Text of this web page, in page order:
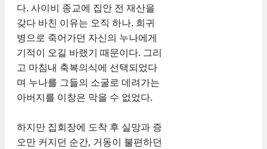
다. 사이비 종교에 집안 전 재산을
갖다 바친 이유는 오직 하나. 희귀
병으로 죽어가던 자신의 누나에게
기적이 오길 바랬기 때문이다. 그리
고 마침내 축복의식에 선택되었다
며 누나를 그들의 소굴로 데려가는
아버지를 이창은 막을 수 없었다.
하지만 집회장에 도착 후 실망과 증
오만 커지던 순간, 거동이 불편하던